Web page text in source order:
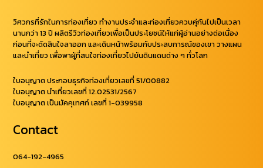
วิศวกรที่รักในการท่องเที่ยว ทำงานประจำและท่องเที่ยวควบคุ่กันไปเป็นเวลา
นานกว่า 13 ปี ผลิตรีวิวท่องเที่ยวเพื่อเป็นประโยชน์ให้แก่ผู้อ่านอย่างต่อเนื่อง
ก่อนที่จะตัดสินใจลาออก และเดินหน้าพร้อมกับประสบการณ์ของเขา วางแผน
และนำเที่ยว เพื่อพาผู้ที่สนใจท่องเที่ยวไปยันดินแดนต่าง ๆ ทั่วโลก
ใบอนุญาต ประกอบธุรกิจท่องเที่ยวเลขที่ 51/00882
ใบอนุญาต นำเที่ยวเลขที่ 12.02531/2567
ใบอนุญาต เป็นมัคคุเทศก์ เลขที่ 1-039958
Contact
064-192-4965